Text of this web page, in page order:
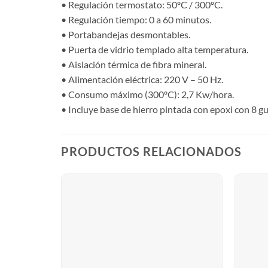
• Regulación termostato: 50ºC / 300ºC.
• Regulación tiempo: 0 a 60 minutos.
• Portabandejas desmontables.
• Puerta de vidrio templado alta temperatura.
• Aislación térmica de fibra mineral.
• Alimentación eléctrica: 220 V – 50 Hz.
• Consumo máximo (300ºC): 2,7 Kw/hora.
• Incluye base de hierro pintada con epoxi con 8
PRODUCTOS RELACIONADOS